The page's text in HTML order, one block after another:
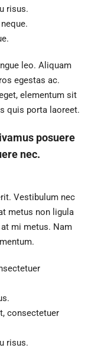
risus.
leo. Aliquam
egestas ac.
elementum sit
quis porta laoreet.
posuere
nec.
Vestibulum nec
metus non ligula
mi metus. Nam
consectetuer
risus.